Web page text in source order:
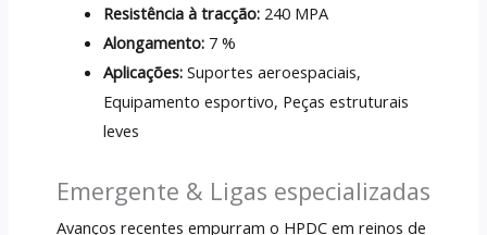
Resistência à tracção: 240 MPA
Alongamento: 7 %
Aplicações: Suportes aeroespaciais,
Equipamento esportivo, Peças estruturais
leves
Emergente & Ligas especializadas
Avanços recentes empurram o HPDC em reinos de